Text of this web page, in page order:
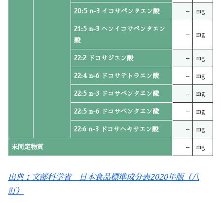
20:5 n-3 イコサペンタエン酸 – mg
21:5 n-3 ヘンイコサペンタエン
酸
– mg
22:2 ドコサジエン酸 – mg
22:4 n-6 ドコサテトラエン酸 – mg
22:5 n-3 ドコサペンタエン酸 – mg
22:5 n-6 ドコサペンタエン酸 – mg
22:6 n-3 ドコサヘキサエン酸 – mg
未同定物質 – mg
出典：文部科学省 日本食品標準成分表2020年版（八
訂）